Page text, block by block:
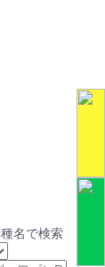
名で検索